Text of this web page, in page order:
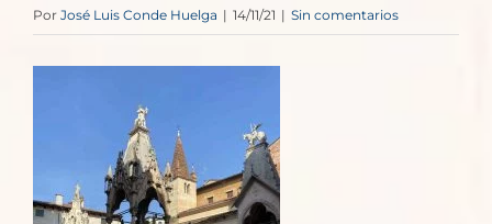
Por José Luis Conde Huelga | 14/11/21 | Sin comentarios